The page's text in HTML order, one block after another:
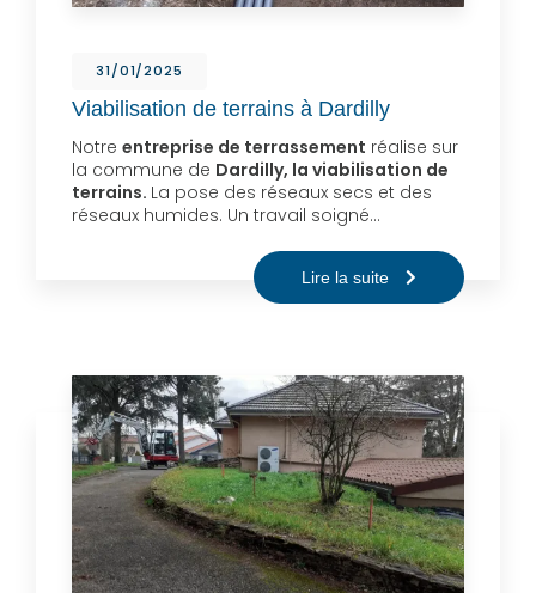
31/01/2025
Viabilisation de terrains à Dardilly
Notre entreprise de terrassement réalise sur
la commune de Dardilly, la viabilisation de
terrains. La pose des réseaux secs et des
réseaux humides. Un travail soigné…
Lire la suite